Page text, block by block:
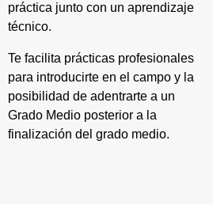
práctica junto con un aprendizaje
técnico.
Te facilita prácticas profesionales
para introducirte en el campo y la
posibilidad de adentrarte a un
Grado Medio posterior a la
finalización del grado medio.